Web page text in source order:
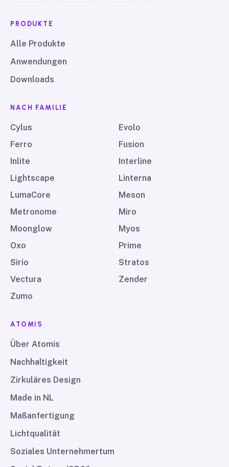
PRODUKTE
Alle Produkte
Anwendungen
Downloads
NACH FAMILIE
Cylus
Evolo
Ferro
Fusion
Inlite
Interline
Lightscape
Linterna
LumaCore
Meson
Metronome
Miro
Moonglow
Myos
Oxo
Prime
Sirio
Stratos
Vectura
Zender
Zumo
ATOMIS
Über Atomis
Nachhaltigkeit
Zirkuläres Design
Made in NL
Maßanfertigung
Lichtqualität
Soziales Unternehmertum